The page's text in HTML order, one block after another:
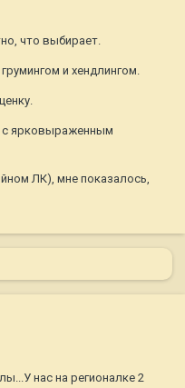
что выбирает.
и хендлингом.
с ярковыраженным
ЛК), мне показалось,
нас на регионалке 2